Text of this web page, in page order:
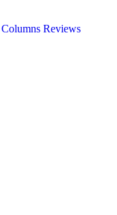
Columns Reviews